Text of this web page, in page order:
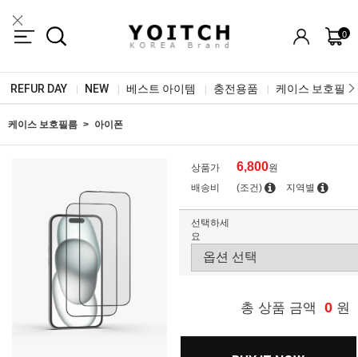
0
REFUR DAY NEW 베스트 아이템 충전용품 케이스 보호필름
케이스 보호필름 아이폰
상품가 6,800원
배송비
(조건) 지역별
선택하세
요
총 상품 금액 0 원